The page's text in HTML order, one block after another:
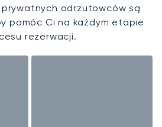
odrzutowców są
pomóc Ci na każdym etapie
rezerwacji.